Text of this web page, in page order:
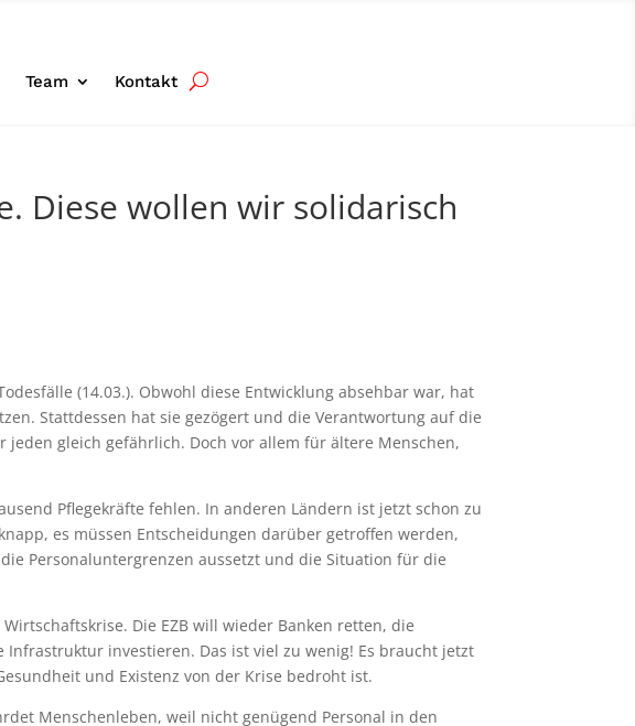
Team Kontakt
Diese wollen wir solidarisch
(14.03.). Obwohl diese Entwicklung absehbar war, hat
Stattdessen hat sie gezögert und die Verantwortung auf die
jeden gleich gefährlich. Doch vor allem für ältere Menschen,
Pflegekräfte fehlen. In anderen Ländern ist jetzt schon zu
es müssen Entscheidungen darüber getroffen werden,
Personaluntergrenzen aussetzt und die Situation für die
Die EZB will wieder Banken retten, die
investieren. Das ist viel zu wenig! Es braucht jetzt
und Existenz von der Krise bedroht ist.
Menschenleben, weil nicht genügend Personal in den